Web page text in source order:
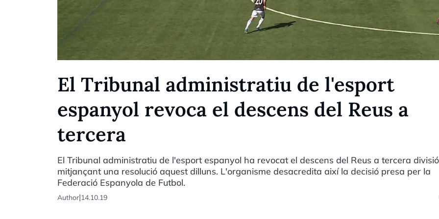
El Tribunal administratiu de l'esport
espanyol revoca el descens del Reus a
tercera
El Tribunal administratiu de l'esport espanyol ha revocat el descens del Reus a tercera divisió
mitjançant una resolució aquest dilluns. L'organisme desacredita així la decisió presa per la
Federació Espanyola de Futbol.
Author|14.10.19